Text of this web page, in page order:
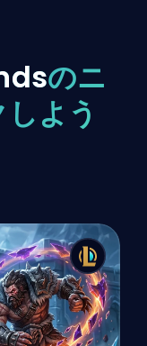
のニ
よう